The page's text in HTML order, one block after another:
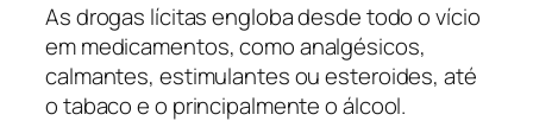
As drogas lícitas engloba desde todo o vício
em medicamentos, como analgésicos,
calmantes, estimulantes ou esteroides, até
o tabaco e o principalmente o álcool.